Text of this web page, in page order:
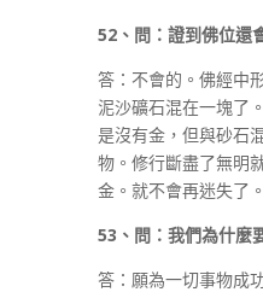
52、問：證到佛位還
答：不會的。佛經中
泥沙礦石混在一塊了
是沒有金，但與砂石
物。修行斷盡了無明
金。就不會再迷失了。
53 、問：我們為什麼
答：願為一切事物成